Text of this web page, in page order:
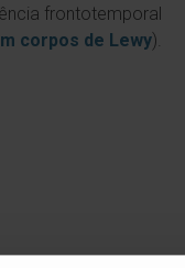
frontotemporal
corpos de Lewy).